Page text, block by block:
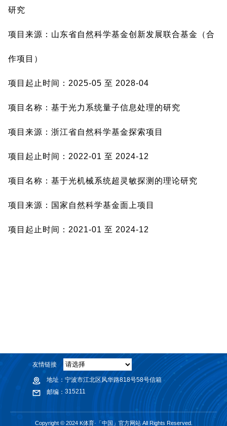
研究
项目来源：山东省自然科学基金创新发展联合基金（合
作项目）
项目起止时间：2025-05 至 2028-04
项目名称：基于光力系统量子信息处理的研究
项目来源：浙江省自然科学基金探索项目
项目起止时间：2022-01 至 2024-12
项目名称：基于光机械系统超灵敏探测的理论研究
项目来源：国家自然科学基金面上项目
项目起止时间：2021-01 至 2024-12
地址： 宁波市江北区风华路818号58号信箱
邮编： 315211
友情链接
Copyright © 2024 K体育·「中国」官方网站 All Rights Reserved.